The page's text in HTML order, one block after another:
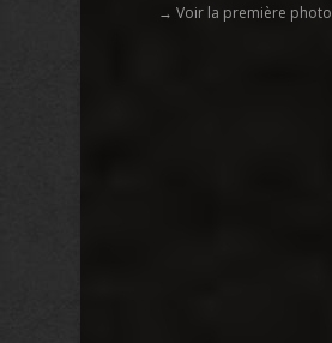
→ Voir la première photo